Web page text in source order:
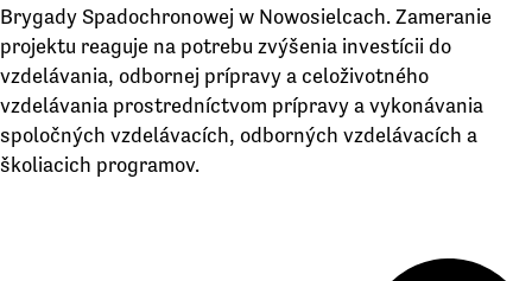
Brygady Spadochronowej w Nowosielcach. Zameranie
projektu reaguje na potrebu zvýšenia investícii do
vzdelávania, odbornej prípravy a celoživotného
vzdelávania prostredníctvom prípravy a vykonávania
spoločných vzdelávacích, odborných vzdelávacích a
školiacich programov.